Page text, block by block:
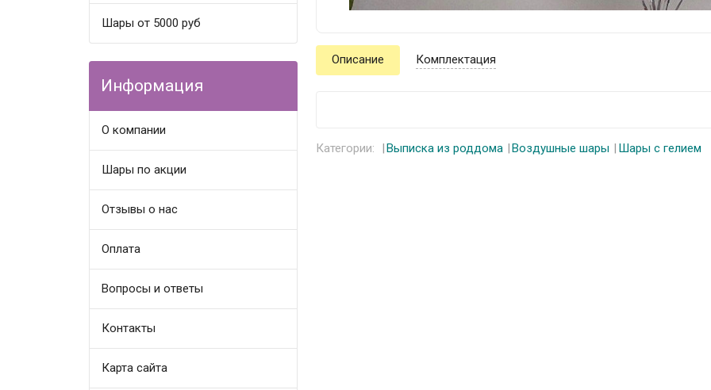
Шары от 5000 руб
Информация
О компании
Шары по акции
Отзывы о нас
Оплата
Вопросы и ответы
Контакты
Карта сайта
Описание Комплектация
Категории: Выписка из роддома Воздушные шары Шары с гелием